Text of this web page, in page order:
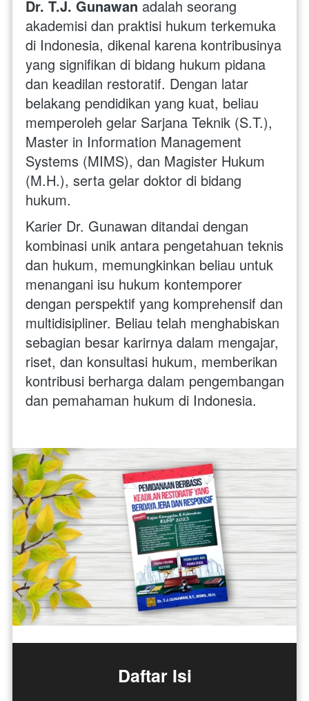
Dr. T.J. Gunawan adalah seorang
akademisi dan praktisi hukum terkemuka
di Indonesia, dikenal karena kontribusinya
yang signifikan di bidang hukum pidana
dan keadilan restoratif. Dengan latar
belakang pendidikan yang kuat, beliau
memperoleh gelar Sarjana Teknik (S.T.),
Master in Information Management
Systems (MIMS), dan Magister Hukum
(M.H.), serta gelar doktor di bidang
hukum.
Karier Dr. Gunawan ditandai dengan
kombinasi unik antara pengetahuan teknis
dan hukum, memungkinkan beliau untuk
menangani isu hukum kontemporer
dengan perspektif yang komprehensif dan
multidisipliner. Beliau telah menghabiskan
sebagian besar karirnya dalam mengajar,
riset, dan konsultasi hukum, memberikan
kontribusi berharga dalam pengembangan
dan pemahaman hukum di Indonesia.
Daftar Isi